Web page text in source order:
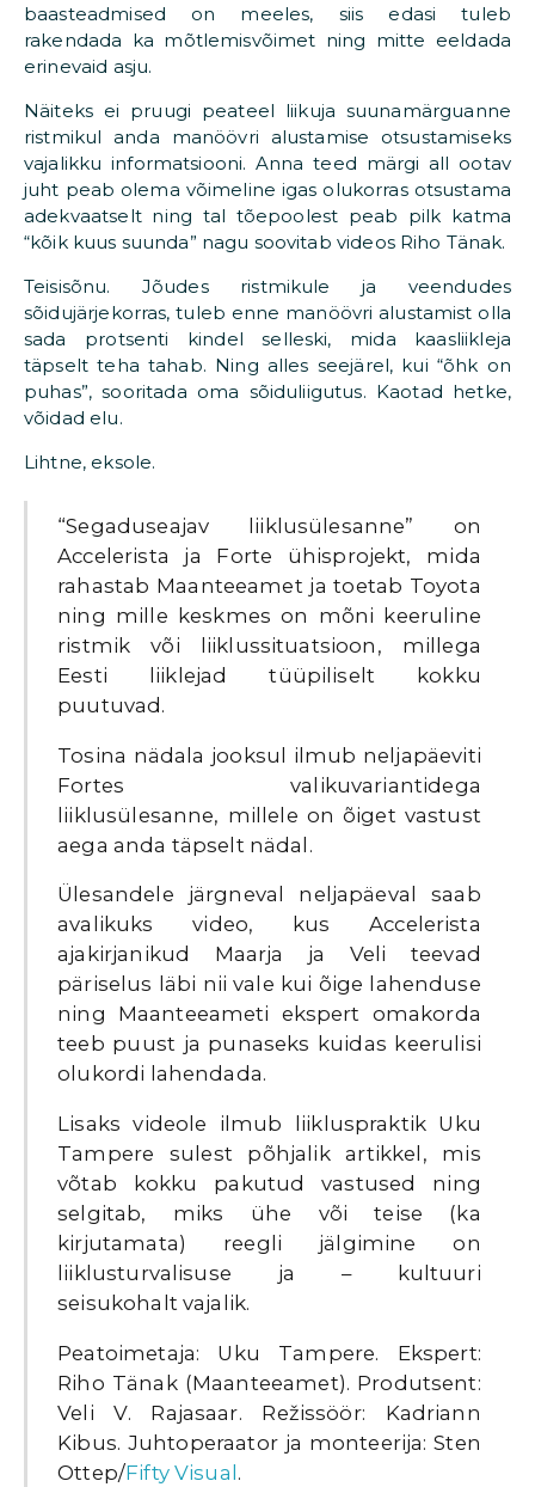
baasteadmised on meeles, siis edasi tuleb
rakendada ka mõtlemisvõimet ning mitte eeldada
erinevaid asju.
Näiteks ei pruugi peateel liikuja suunamärguanne
ristmikul anda manöövri alustamise otsustamiseks
vajalikku informatsiooni. Anna teed märgi all ootav
juht peab olema võimeline igas olukorras otsustama
adekvaatselt ning tal tõepoolest peab pilk katma
“kõik kuus suunda” nagu soovitab videos Riho Tänak.
Teisisõnu. Jõudes ristmikule ja veendudes
sõidujärjekorras, tuleb enne manöövri alustamist olla
sada protsenti kindel selleski, mida kaasliikleja
täpselt teha tahab. Ning alles seejärel, kui “õhk on
puhas”, sooritada oma sõiduliigutus. Kaotad hetke,
võidad elu.
Lihtne, eksole.
“Segaduseajav liiklusülesanne” on
Accelerista ja Forte ühisprojekt, mida
rahastab Maanteeamet ja toetab Toyota
ning mille keskmes on mõni keeruline
ristmik või liiklussituatsioon, millega
Eesti liiklejad tüüpiliselt kokku
puutuvad.
Tosina nädala jooksul ilmub neljapäeviti
Fortes valikuvariantidega
liiklusülesanne, millele on õiget vastust
aega anda täpselt nädal.
Ülesandele järgneval neljapäeval saab
avalikuks video, kus Accelerista
ajakirjanikud Maarja ja Veli teevad
päriselus läbi nii vale kui õige lahenduse
ning Maanteeameti ekspert omakorda
teeb puust ja punaseks kuidas keerulisi
olukordi lahendada.
Lisaks videole ilmub liikluspraktik Uku
Tampere sulest põhjalik artikkel, mis
võtab kokku pakutud vastused ning
selgitab, miks ühe või teise (ka
kirjutamata) reegli jälgimine on
liiklusturvalisuse ja – kultuuri
seisukohalt vajalik.
Peatoimetaja: Uku Tampere. Ekspert:
Riho Tänak (Maanteeamet). Produtsent:
Veli V. Rajasaar. Režissöör: Kadriann
Kibus. Juhtoperaator ja monteerija: Sten
Ottep/Fifty Visual .